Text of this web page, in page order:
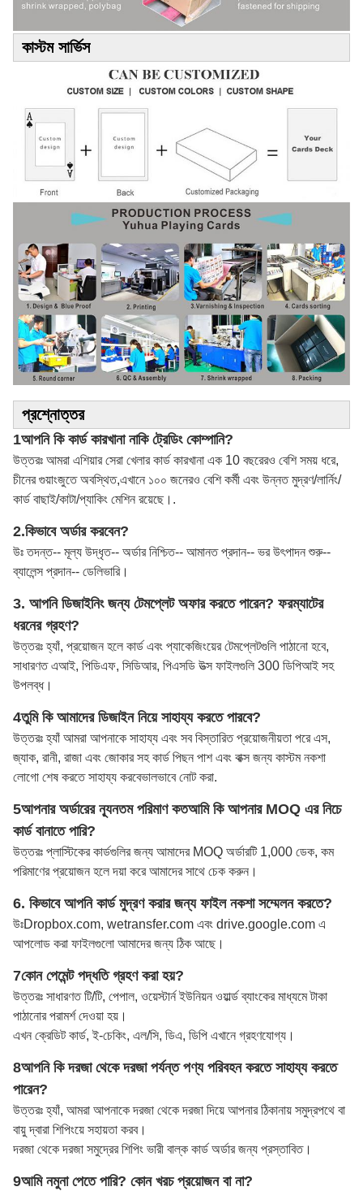
কাস্টম সার্ভিস
প্রশ্নোত্তর
1আপনি কি কার্ড কারখানা নাকি ট্রেডিং কোম্পানি?
উত্তরঃ আমরা এশিয়ার সেরা খেলার কার্ড কারখানা এক 10 বছরেরও বেশি সময় ধরে,
চীনের গুয়াংজুতে অবস্থিত,এখানে ১০০ জনেরও বেশি কর্মী এবং উন্নত মুদ্রণ/লার্নিং/
কার্ড বাছাই/কাটা/প্যাকিং মেশিন রয়েছে।.
2.কিভাবে অর্ডার করবেন?
উঃ তদন্ত-- মূল্য উদ্ধৃত-- অর্ডার নিশ্চিত-- আমানত প্রদান-- ভর উৎপাদন শুরু--
ব্যালেন্স প্রদান-- ডেলিভারি।
3. আপনি ডিজাইনিং জন্য টেমপ্লেট অফার করতে পারেন? ফরম্যাটের
ধরনের গ্রহণ?
উত্তরঃ হ্যাঁ, প্রয়োজন হলে কার্ড এবং প্যাকেজিংয়ের টেমপ্লেটগুলি পাঠানো হবে,
সাধারণত এআই, পিডিএফ, সিডিআর, পিএসডি উত্স ফাইলগুলি 300 ডিপিআই সহ
উপলব্ধ।
4তুমি কি আমাদের ডিজাইন নিয়ে সাহায্য করতে পারবে?
উত্তরঃ হ্যাঁ আমরা আপনাকে সাহায্য এবং সব বিস্তারিত প্রয়োজনীয়তা পরে এস,
জ্যাক, রানী, রাজা এবং জোকার সহ কার্ড পিছন পাশ এবং বাক্স জন্য কাস্টম নকশা
লোগো শেষ করতে সাহায্য করবেভালভাবে নোট করা.
5আপনার অর্ডারের ন্যূনতম পরিমাণ কতআমি কি আপনার MOQ এর নিচে
কার্ড বানাতে পারি?
উত্তরঃ প্লাস্টিকের কার্ডগুলির জন্য আমাদের MOQ অর্ডারটি 1,000 ডেক, কম
পরিমাণের প্রয়োজন হলে দয়া করে আমাদের সাথে চেক করুন।
6. কিভাবে আপনি কার্ড মুদ্রণ করার জন্য ফাইল নকশা সম্মেলন করতে?
উঃDropbox.com, wetransfer.com এবং drive.google.com এ
আপলোড করা ফাইলগুলো আমাদের জন্য ঠিক আছে।
7কোন পেমেন্ট পদ্ধতি গ্রহণ করা হয়?
উত্তরঃ সাধারণত টি/টি, পেপাল, ওয়েস্টার্ন ইউনিয়ন ওয়ার্ল্ড ব্যাংকের মাধ্যমে টাকা
পাঠানোর পরামর্শ দেওয়া হয়।
এখন ক্রেডিট কার্ড, ই-চেকিং, এল/সি, ডিএ, ডিপি এখানে গ্রহণযোগ্য।
8আপনি কি দরজা থেকে দরজা পর্যন্ত পণ্য পরিবহন করতে সাহায্য করতে
পারেন?
উত্তরঃ হ্যাঁ, আমরা আপনাকে দরজা থেকে দরজা দিয়ে আপনার ঠিকানায় সমুদ্রপথে বা
বায়ু দ্বারা শিপিংয়ে সহায়তা করব।
দরজা থেকে দরজা সমুদ্রের শিপিং ভারী বাল্ক কার্ড অর্ডার জন্য প্রস্তাবিত।
9আমি নমুনা পেতে পারি? কোন খরচ প্রয়োজন বা না?